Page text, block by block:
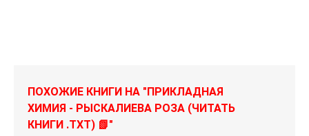
ПОХОЖИЕ КНИГИ НА "ПРИКЛАДНАЯ
ХИМИЯ - РЫСКАЛИЕВА РОЗА (ЧИТАТЬ
КНИГИ .TXT) 📗"